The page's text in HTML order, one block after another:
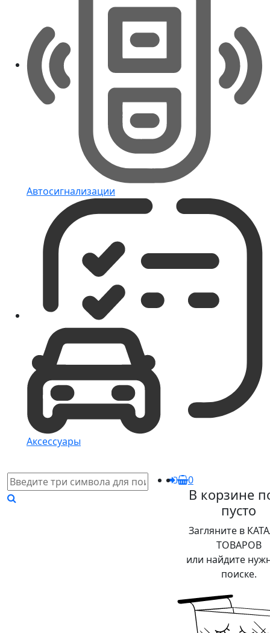
Автосигнализации
Аксессуары
0
В корзине
пусто
Загляните в
ТОВАРОВ
или найдите
поиске.